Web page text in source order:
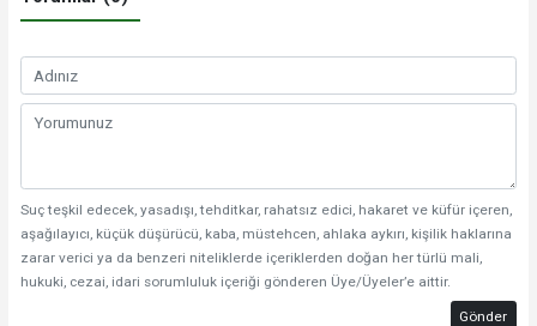
Suç teşkil edecek, yasadışı, tehditkar, rahatsız edici, hakaret ve küfür içeren,
aşağılayıcı, küçük düşürücü, kaba, müstehcen, ahlaka aykırı, kişilik haklarına
zarar verici ya da benzeri niteliklerde içeriklerden doğan her türlü mali,
hukuki, cezai, idari sorumluluk içeriği gönderen Üye/Üyeler’e aittir.
Gönder